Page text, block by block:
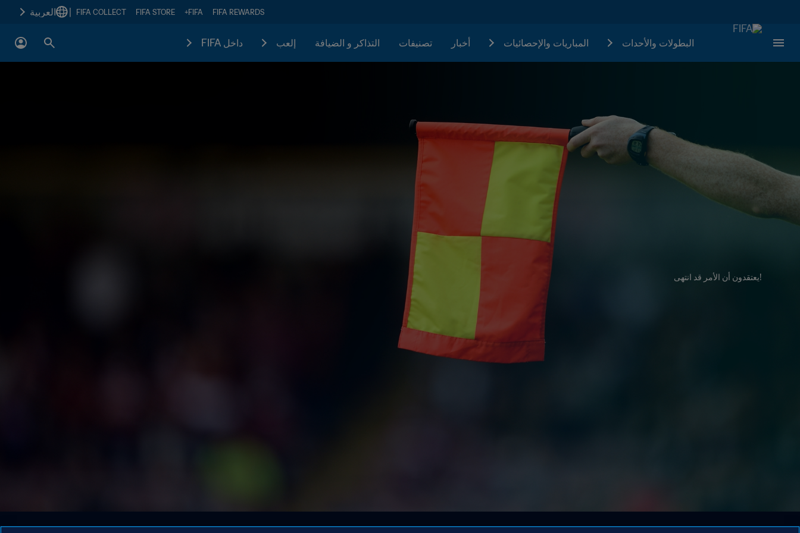
FIFA REWARDS
FIFA+
FIFA STORE
FIFA COLLECT العربية
البطولات والأحدات المباريات والإحصائيات أخبار تصنيفات التذاكر و الضيافة إلعب داخل FIFA
!يعتقدون أن الأمر قد انتهى